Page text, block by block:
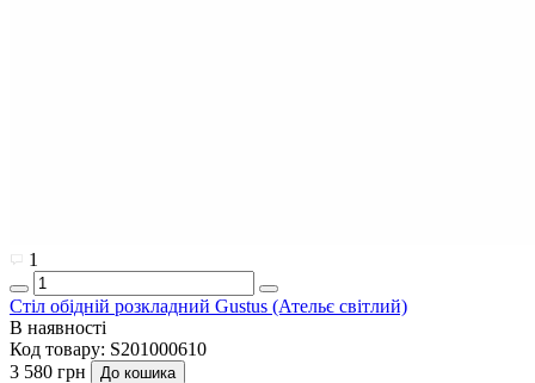
1
Стіл обідній розкладний Gustus (Ательє світлий)
В наявності
Код товару: S201000610
3 580 грн
До кошика